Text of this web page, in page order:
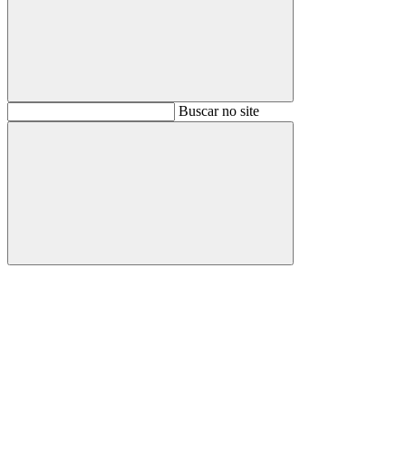
BuscarBuscar no site
Buscar